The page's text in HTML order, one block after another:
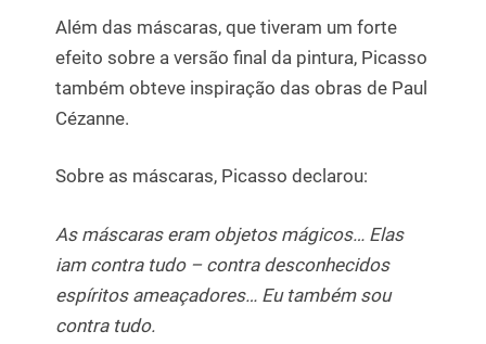
Além das máscaras, que tiveram um forte
efeito sobre a versão final da pintura, Picasso
também obteve inspiração das obras de Paul
Cézanne.
Sobre as máscaras, Picasso declarou:
As máscaras eram objetos mágicos… Elas
iam contra tudo – contra desconhecidos
espíritos ameaçadores… Eu também sou
contra tudo.